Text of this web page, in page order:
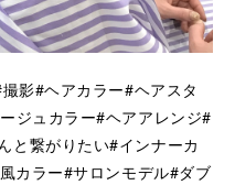
撮影#ヘアカラー#ヘアスタ
ジュカラー#ヘアアレンジ#
と繋がりたい#インナーカ
カラー#サロンモデル#ダブ